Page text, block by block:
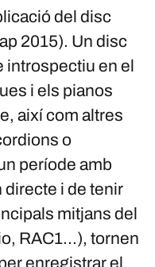
del disc
2015). Un disc
en el
i els pianos
així com altres
o
període amb
i de tenir
mitjans del
RAC1...), tornen
enregistrar el